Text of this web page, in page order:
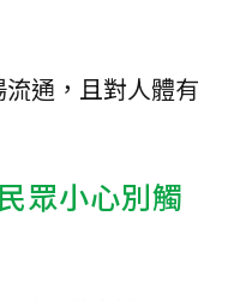
通，且對人體有
眾小心別觸